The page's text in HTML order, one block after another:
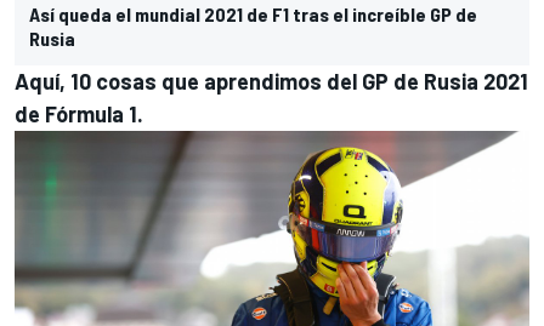
Así queda el mundial 2021 de F1 tras el increíble GP de
Rusia
Aquí, 10 cosas que aprendimos del GP de Rusia 2021
de Fórmula 1.